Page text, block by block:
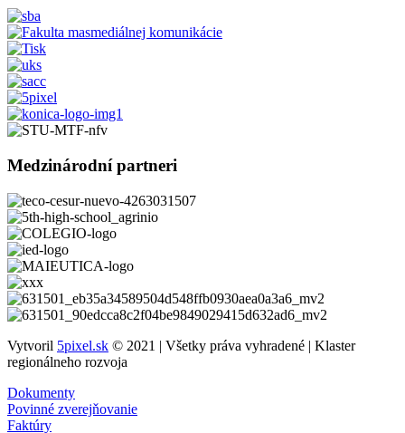
Medzinárodní partneri
Vytvoril 5pixel.sk © 2021 | Všetky práva vyhradené | Klaster
regionálneho rozvoja
Dokumenty
Povinné zverejňovanie
Faktúry